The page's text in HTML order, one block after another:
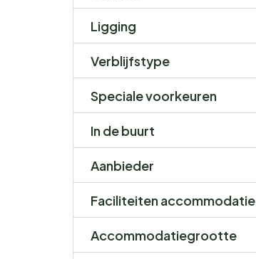
Ligging
Verblijfstype
Speciale voorkeuren
In de buurt
Aanbieder
Faciliteiten accommodatie
Accommodatiegrootte